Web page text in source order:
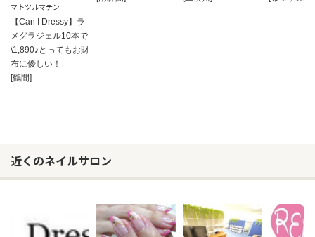
マトツルマテン
【Can I Dressy】ラ
メグラジェル10本で
\1,890♪とってもお財
布に優しい！
[鶴間]
近くのネイルサロン